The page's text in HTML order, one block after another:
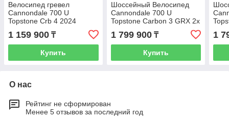
Велосипед гревел
Cannondale 700 U
Topstone Crb 4 2024
1 159 900 ₸
Купить
Шоссейный Велосипед
Cannondale 700 U
Topstone Carbon 3 GRX 2x
1 799 900₸
Купить
1
О нас
Рейтинг не сформирован
Менее 5 отзывов за последний год